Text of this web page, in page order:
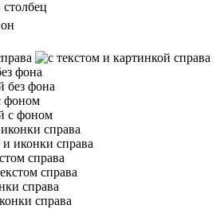
фона
фоном
справа
справа
справа